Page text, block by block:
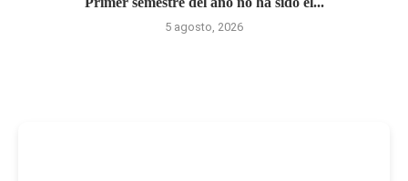
5 agosto, 2026